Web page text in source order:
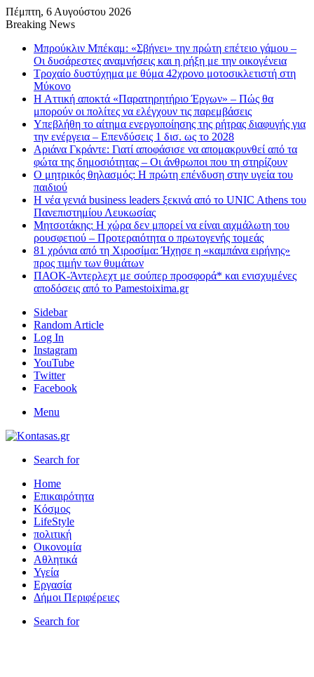
Πέμπτη, 6 Αυγούστου 2026
Breaking News
Μπρούκλιν Μπέκαμ: «Σβήνει» την πρώτη επέτειο γάμου –
Οι δυσάρεστες αναμνήσεις και η ρήξη με την οικογένεια
Τροχαίο δυστύχημα με θύμα 42χρονο μοτοσικλετιστή στη
Μύκονο
Η Αττική αποκτά «Παρατηρητήριο Έργων» – Πώς θα
μπορούν οι πολίτες να ελέγχουν τις παρεμβάσεις
Υπεβλήθη το αίτημα ενεργοποίησης της ρήτρας διαφυγής για
την ενέργεια – Επενδύσεις 1 δισ. ως το 2028
Αριάνα Γκράντε: Γιατί αποφάσισε να απομακρυνθεί από τα
φώτα της δημοσιότητας – Οι άνθρωποι που τη στηρίζουν
Ο μητρικός θηλασμός: Η πρώτη επένδυση στην υγεία του
παιδιού
Η νέα γενιά business leaders ξεκινά από το UNIC Athens του
Πανεπιστημίου Λευκωσίας
Μητσοτάκης: Η χώρα δεν μπορεί να είναι αιχμάλωτη του
ρουσφετιού – Προτεραιότητα ο πρωτογενής τομεάς
81 χρόνια από τη Χιροσίμα: Ήχησε η «καμπάνα ειρήνης»
προς τιμήν των θυμάτων
ΠΑΟΚ-Άντερλεχτ με σούπερ προσφορά* και ενισχυμένες
αποδόσεις από το Pamestoixima.gr
Sidebar
Random Article
Log In
Instagram
YouTube
Twitter
Facebook
Menu
Search for
Home
Επικαιρότητα
Κόσμος
LifeStyle
πολιτική
Οικονομία
Αθλητικά
Υγεία
Εργασία
Δήμοι Περιφέρειες
Search for